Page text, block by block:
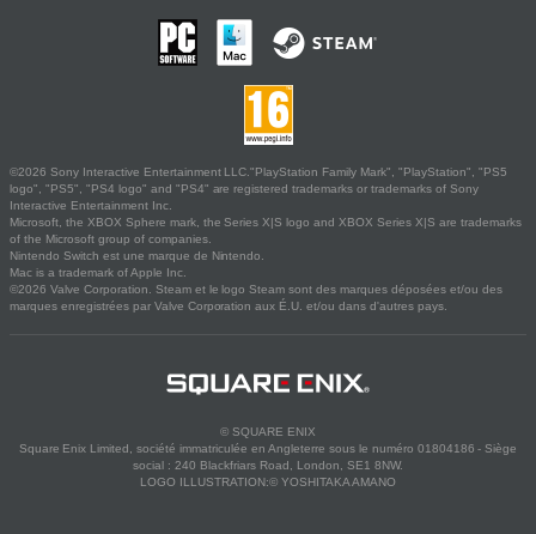
©2026 Sony Interactive Entertainment LLC."PlayStation Family Mark", "PlayStation", "PS5
logo", "PS5", "PS4 logo" and "PS4" are registered trademarks or trademarks of Sony
Interactive Entertainment Inc.
Microsoft, the XBOX Sphere mark, the Series X|S logo and XBOX Series X|S are trademarks
of the Microsoft group of companies.
Nintendo Switch est une marque de Nintendo.
Mac is a trademark of Apple Inc.
©2026 Valve Corporation. Steam et le logo Steam sont des marques déposées et/ou des
marques enregistrées par Valve Corporation aux É.U. et/ou dans d'autres pays.
© SQUARE ENIX
Square Enix Limited, société immatriculée en Angleterre sous le numéro 01804186 - Siège
social : 240 Blackfriars Road, London, SE1 8NW.
LOGO ILLUSTRATION:© YOSHITAKA AMANO